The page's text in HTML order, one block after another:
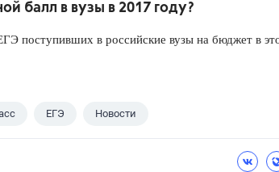
балл в вузы в 2017 году?
поступивших в российские вузы на бюджет в
ЕГЭ Новости